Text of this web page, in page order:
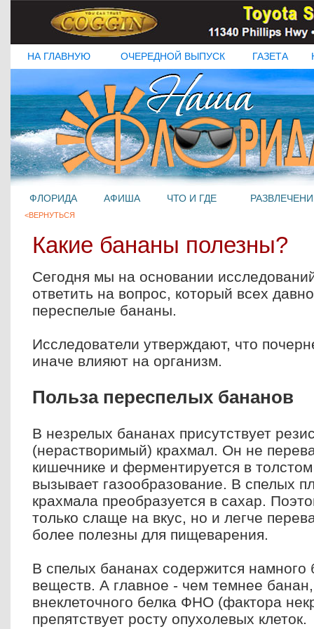
НА ГЛАВНУЮ ОЧЕРЕДНОЙ ВЫПУСК ГАЗЕТА
ФЛОРИДА АФИША ЧТО И ГДЕ
<ВЕРНУТЬСЯ
Какие бананы полезны?
Сегодня мы на основании
ответить на вопрос, который всех
переспелые бананы.
Исследователи утверждают, что
иначе влияют на организм.
Польза переспелых бананов
В незрелых бананах присутствует
(нерастворимый) крахмал. Он не
кишечнике и ферментируется в
вызывает газообразование. В спелых
крахмала преобразуется в сахар.
только слаще на вкус, но и легче
более полезны для пищеварения.
В спелых бананах содержится
веществ. А главное - чем темнее
внеклеточного белка ФНО (фактора
препятствует росту опухолевых клеток.